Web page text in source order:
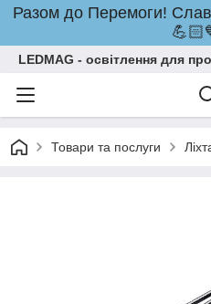
Разом до Перемоги!
LEDMAG - освітлення для
Товари та послуги